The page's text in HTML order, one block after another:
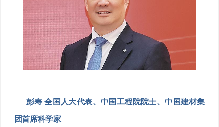
彭寿 全国人大代表、中国工程院院士、中国建材集
团首席科学家